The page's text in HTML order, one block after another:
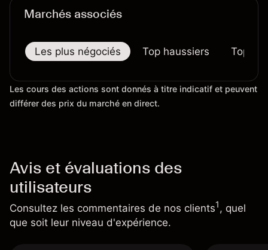
Marchés associés
Les plus négociés Top haussiers Top
Les cours des actions sont donnés à titre indicatif et peuvent
différer des prix du marché en direct.
Avis et évaluations des
utilisateurs
Consultez les commentaires de nos clients1, quel
que soit leur niveau d'expérience.